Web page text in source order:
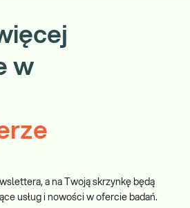
w
a na Twoją skrzynkę będą
usług i nowości w ofercie badań.